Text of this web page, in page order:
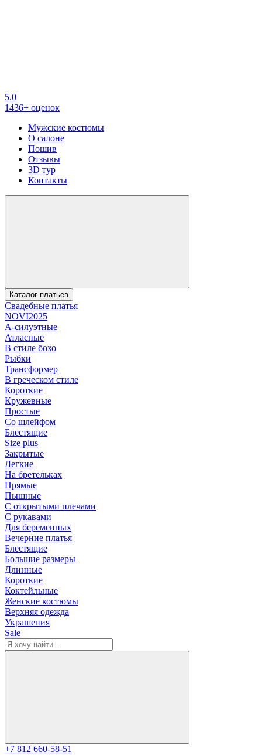
5.0
1436+ оценок
Мужские костюмы
О салоне
Пошив
Отзывы
3D тур
Контакты
Каталог платьев
Свадебные платья
NOVI2025
А-силуэтные
Атласные
В стиле бохо
Рыбки
Трансформер
В греческом стиле
Короткие
Кружевные
Простые
Со шлейфом
Блестящие
Size plus
Закрытые
Легкие
На бретельках
Прямые
Пышные
С открытыми плечами
С рукавами
Для беременных
Вечерние платья
Блестящие
Большие размеры
Длинные
Короткие
Коктейльные
Женские костюмы
Верхняя одежда
Украшения
Sale
+7 812 660-58-51